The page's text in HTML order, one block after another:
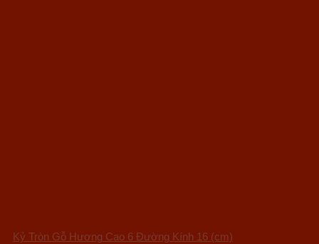
Kỷ Tròn Gỗ Hương Cao 6 Đường Kính 16 (cm)